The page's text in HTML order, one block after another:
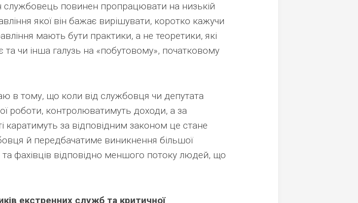
повинен пропрацювати на низькій
якої він бажає вирішувати, коротко кажучи
мають бути практики, а не теоретики, які
чи інша галузь на «побутовому», початковому
в тому, що коли від службовця чи депутата
роботи, контролюватимуть доходи, а за
каратимуть за відповідним законом це стане
й передбачатиме виникнення більшої
та фахівців відповідно меншого потоку людей, що
екстренних служб та критичної